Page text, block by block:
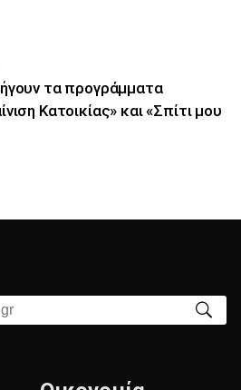
τα προγράμματα
Κατοικίας» και «Σπίτι μου